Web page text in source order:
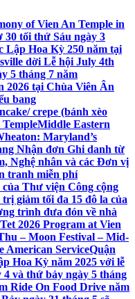
of Vien An Temple in
30 tối thứ Sáu ngày 3
Lập Hoa Kỳ 250 năm tại
dời Lễ hội July 4th
5 tháng 7 năm
tại Chùa Viên Ân
bang
crepe (bánh xèo
Middle Eastern
Maryland’s
Nhận đơn Ghi danh từ
Nghệ nhân và các Đơn vị
tranh miễn phí
Thư viện Công cộng
giảm tối đa 15 đô la của
trình đưa đón về nhà
Tet 2026 Program at Vien
– Moon Festival – Mid-
American ServiceQuận
Hoa Kỳ năm 2025 với lễ
4 và thứ bảy ngày 5 tháng
Ride On Food Drive năm